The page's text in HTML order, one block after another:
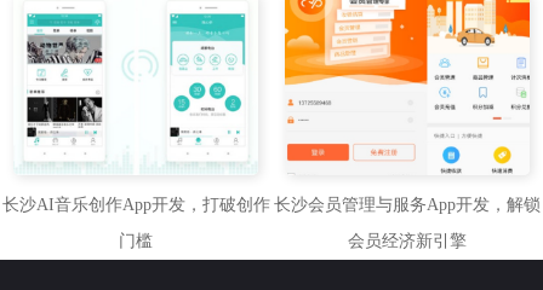
长沙AI音乐创作App开发，打破创作
门槛
长沙会员管理与服务App开发，解锁
会员经济新引擎